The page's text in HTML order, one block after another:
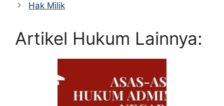
Hak Milik
Artikel Hukum Lainnya: